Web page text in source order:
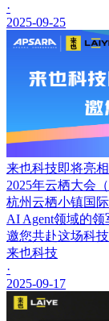
·
2025-09-25
来也科技即将亮
2025年云栖大会
杭州云栖小镇国
AI Agent领域的
邀您共赴这场科技
来也科技
·
2025-09-17